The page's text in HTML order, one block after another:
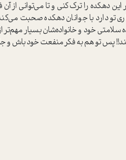
دهکده را ترک کنی و تا می‌توانی از
تو دارد با جوانان دهکده صحبت
سلامتی خود و خانواده‌شان بسیار
پس تو هم به فکر منفعت خود باش و